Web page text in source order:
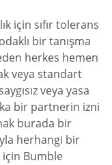
için sıfır tolerans
bir tanışma
herkes hemen
veya standart
veya yasa
bir partnerin izni
burada bir
herhangi bir
için Bumble